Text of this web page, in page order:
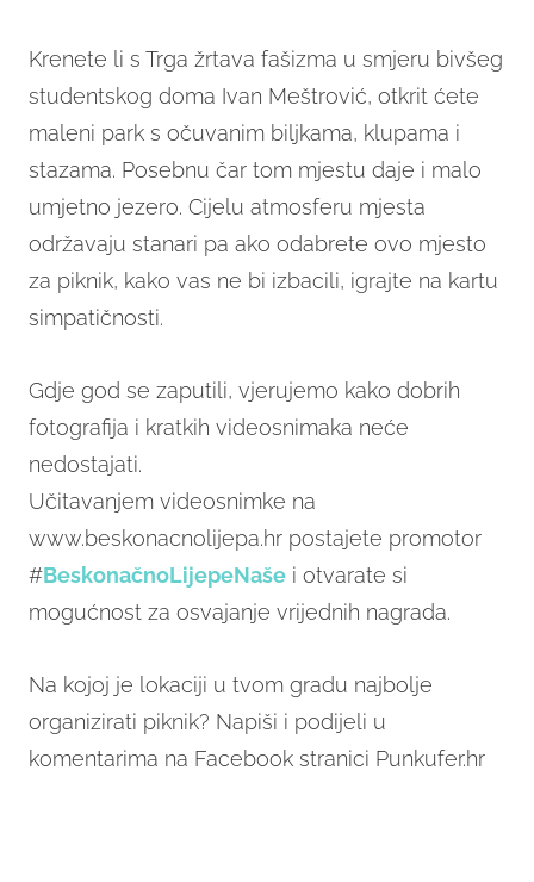
Krenete li s Trga žrtava fašizma u smjeru bivšeg
studentskog doma Ivan Meštrović, otkrit ćete
maleni park s očuvanim biljkama, klupama i
stazama. Posebnu čar tom mjestu daje i malo
umjetno jezero. Cijelu atmosferu mjesta
održavaju stanari pa ako odabrete ovo mjesto
za piknik, kako vas ne bi izbacili, igrajte na kartu
simpatičnosti.
Gdje god se zaputili, vjerujemo kako dobrih
fotografija i kratkih videosnimaka neće
nedostajati.
Učitavanjem videosnimke na
www.beskonacnolijepa.hr postajete promotor
#BeskonačnoLijepeNaše i otvarate si
mogućnost za osvajanje vrijednih nagrada.
Na kojoj je lokaciji u tvom gradu najbolje
organizirati piknik? Napiši i podijeli u
komentarima na Facebook stranici Punkufer.hr